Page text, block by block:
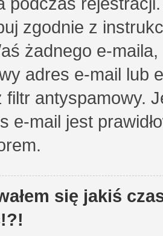
zgodnie z
żadnego e-
adres e-mail lub
filtr antyspamowy.
e-mail jest
się jakiś